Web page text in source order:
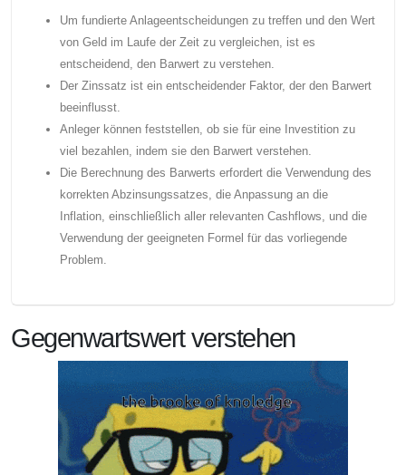
Um fundierte Anlageentscheidungen zu treffen und den Wert
von Geld im Laufe der Zeit zu vergleichen, ist es
entscheidend, den Barwert zu verstehen.
Der Zinssatz ist ein entscheidender Faktor, der den Barwert
beeinflusst.
Anleger können feststellen, ob sie für eine Investition zu
viel bezahlen, indem sie den Barwert verstehen.
Die Berechnung des Barwerts erfordert die Verwendung des
korrekten Abzinsungssatzes, die Anpassung an die
Inflation, einschließlich aller relevanten Cashflows, und die
Verwendung der geeigneten Formel für das vorliegende
Problem.
Gegenwartswert verstehen